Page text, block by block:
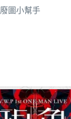
廢圖小幫手